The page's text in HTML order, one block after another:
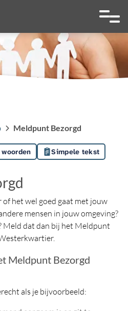
Hoog contrast
Ga naar
Meldpunt Bezorgd
Simpele tekst
of het wel goed gaat met jouw
mensen in jouw omgeving?
Meld dat dan bij het Meldpunt
Meldpunt Bezorgd
als je bijvoorbeeld: